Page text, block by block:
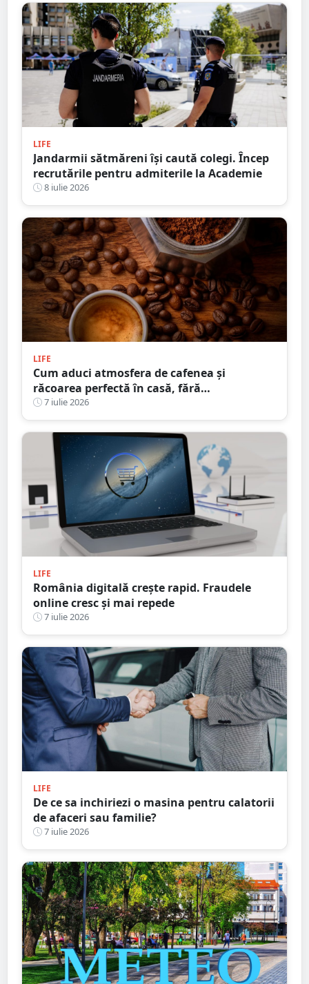
LIFE
Jandarmii sătmăreni își caută colegi. Încep
recrutările pentru admiterile la Academie
8 iulie 2026
LIFE
Cum aduci atmosfera de cafenea și
răcoarea perfectă în casă, fără
compromisuri
7 iulie 2026
LIFE
România digitală crește rapid. Fraudele
online cresc și mai repede
7 iulie 2026
LIFE
De ce sa inchiriezi o masina pentru calatorii
de afaceri sau familie?
7 iulie 2026